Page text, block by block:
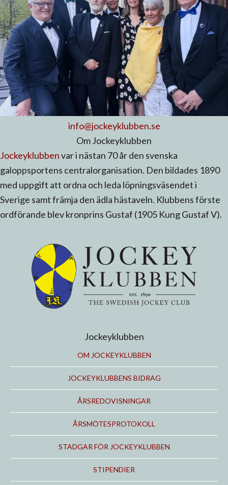
info@jockeyklubben.se
Om Jockeyklubben
Jockeyklubbenvar i nästan 70 år den svenska
galoppsportens centralorganisation. Den bildades 1890
med uppgift att ordna och leda löpningsväsendet i
Sverige samt främja den ädla hästaveln. Klubbens förste
ordförande blev kronprins Gustaf (1905 Kung Gustaf V).
Jockeyklubben
OM JOCKEYKLUBBEN
JOCKEYKLUBBENS BIDRAG
ÅRSREDOVISNINGAR
ÅRSMÖTESPROTOKOLL
STADGAR FÖR JOCKEYKLUBBEN
STIPENDIER